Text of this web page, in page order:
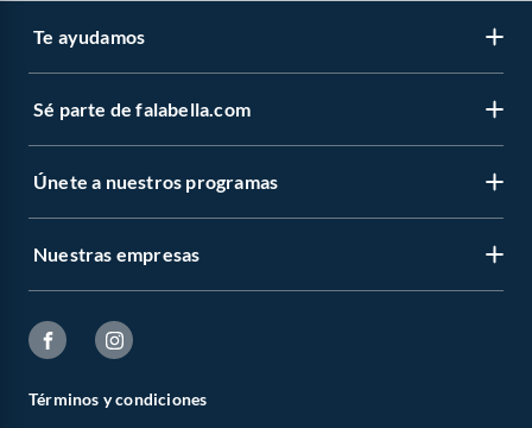
Te ayudamos
Sé parte de falabella.com
Únete a nuestros programas
Nuestras empresas
Términos y condiciones